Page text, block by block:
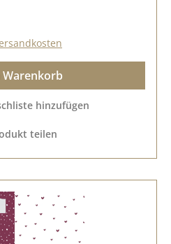
Warenkorb
hinzufügen
teilen